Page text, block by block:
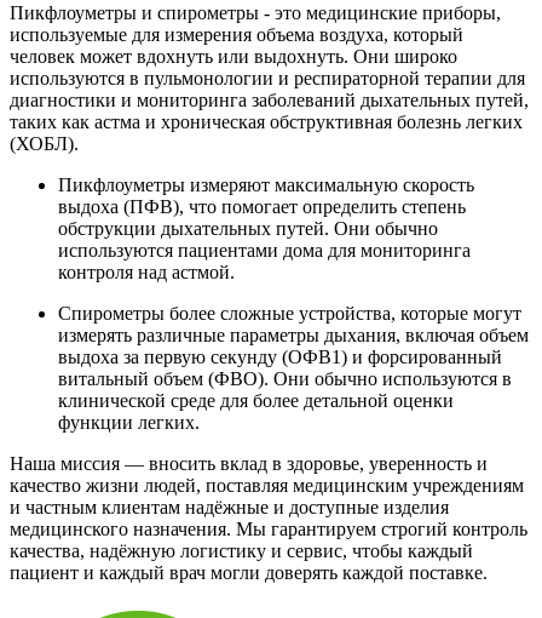
Пикфлоуметры и спирометры - это медицинские приборы,
используемые для измерения объема воздуха, который
человек может вдохнуть или выдохнуть. Они широко
используются в пульмонологии и респираторной терапии для
диагностики и мониторинга заболеваний дыхательных путей,
таких как астма и хроническая обструктивная болезнь легких
(ХОБЛ).
Пикфлоуметры измеряют максимальную скорость
выдоха (ПФВ), что помогает определить степень
обструкции дыхательных путей. Они обычно
используются пациентами дома для мониторинга
контроля над астмой.
Спирометры более сложные устройства, которые могут
измерять различные параметры дыхания, включая объем
выдоха за первую секунду (ОФВ1) и форсированный
витальный объем (ФВО). Они обычно используются в
клинической среде для более детальной оценки
функции легких.
Наша миссия — вносить вклад в здоровье, уверенность и
качество жизни людей, поставляя медицинским учреждениям
и частным клиентам надёжные и доступные изделия
медицинского назначения. Мы гарантируем строгий контроль
качества, надёжную логистику и сервис, чтобы каждый
пациент и каждый врач могли доверять каждой поставке.